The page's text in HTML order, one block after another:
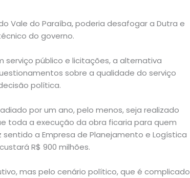
Vale do Paraíba, poderia desafogar a Dutra e
do governo.
serviço público e licitações, a alternativa
sobre a qualidade do serviço
política.
por um ano, pelo menos, seja realizado
toda a execução da obra ficaria para quem
a Empresa de Planejamento e Logística
R$ 900 milhões.
mas pelo cenário político, que é complicado